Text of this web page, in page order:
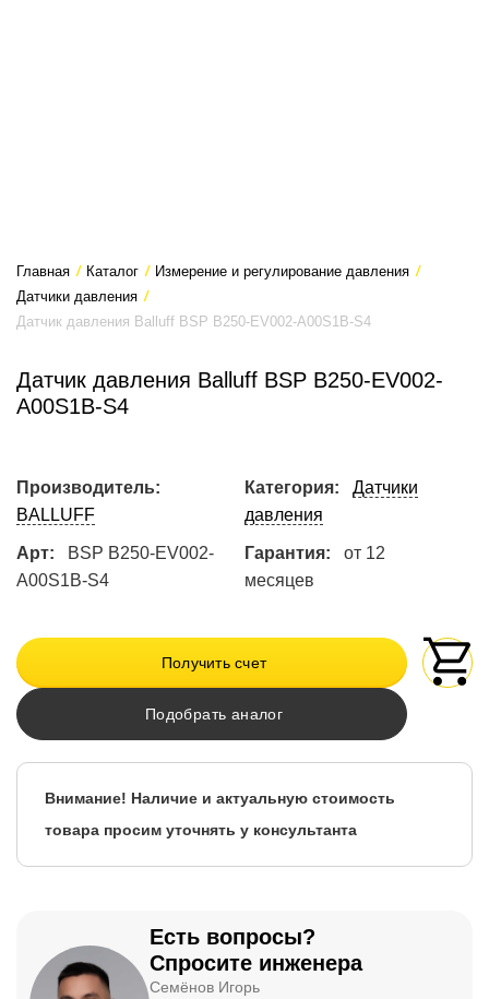
Главная / Каталог / Измерение и регулирование давления /
Датчики давления /
Датчик давления Balluff BSP B250-EV002-A00S1B-S4
Датчик давления Balluff BSP B250-EV002-
A00S1B-S4
Производитель:
BALLUFF
Категория:
Датчики
давления
Арт:
BSP B250-EV002-
A00S1B-S4
Гарантия:
от 12
месяцев
Получить счет
Подобрать аналог
Внимание! Наличие и актуальную стоимость
товара просим уточнять у консультанта
Есть вопросы?
Спросите инженера
Семёнов Игорь